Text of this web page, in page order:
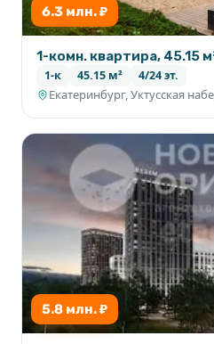
6.3 млн. ₽
1-комн. квартира, 45.15
1-к 45.15 м² 4/24 эт.
5.8 млн. ₽